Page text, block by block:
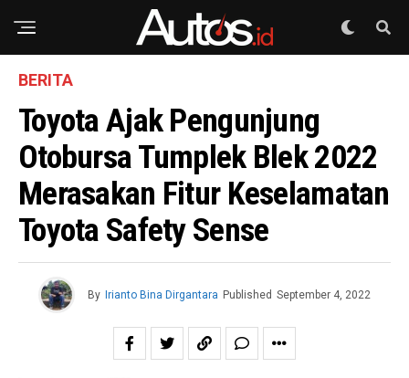
BERITA
Toyota Ajak Pengunjung
Otobursa Tumplek Blek 2022
Merasakan Fitur Keselamatan
Toyota Safety Sense
By Irianto Bina Dirgantara Published September 4, 2022